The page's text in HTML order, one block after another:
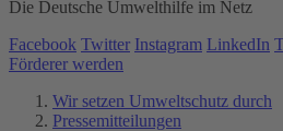
Die Deutsche Umwelthilfe im Netz
Facebook Twitter Instagram LinkedIn
Förderer werden
Wir setzen Umweltschutz durch
Pressemitteilungen